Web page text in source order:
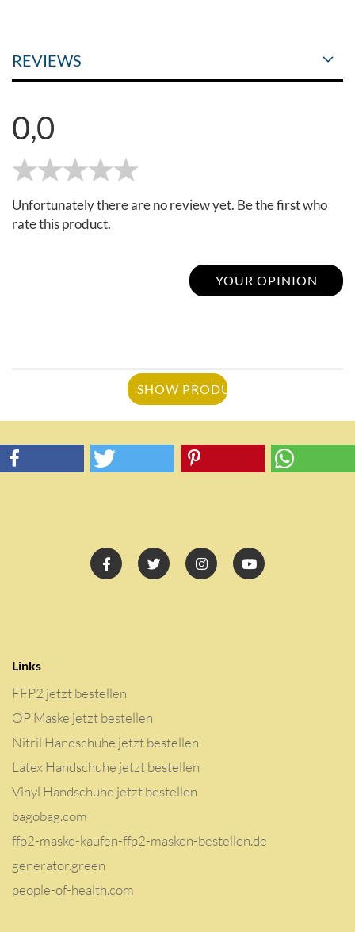
REVIEWS
0,0
Unfortunately there are no review yet. Be the first who
rate this product.
YOUR OPINION
SHOW PRODUCT
Links
FFP2 jetzt bestellen
OP Maske jetzt bestellen
Nitril Handschuhe jetzt bestellen
Latex Handschuhe jetzt bestellen
Vinyl Handschuhe jetzt bestellen
bagobag.com
ffp2-maske-kaufen-ffp2-masken-bestellen.de
generator.green
people-of-health.com